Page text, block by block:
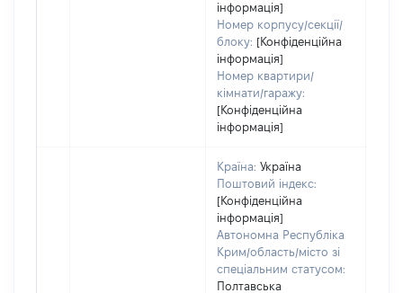
інформація]
Номер корпусу/секції/
блоку: [Конфіденційна
інформація]
Номер квартири/
кімнати/гаражу:
[Конфіденційна
інформація]
Країна: Україна
Поштовий індекс:
[Конфіденційна
інформація]
Автономна Республіка
Крим/область/місто зі
спеціальним статусом:
Полтавська